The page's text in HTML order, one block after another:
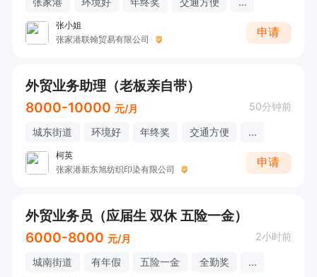
张小姐
张家港联翰贸易有限公司
申请
外贸业务助理（老板亲自带）
8000-10000 元/月 50分钟前
城东街道 环境好 年终奖 交通方便 ...
柯英
张家港新东旭纺织印染有限公司
申请
外贸业务员（应届生 双休 五险一金）
6000-8000 元/月 2小时前
城南街道 有年假 五险一金 全勤奖 ...